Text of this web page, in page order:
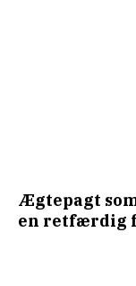
Ægtepagt
en retfærdig